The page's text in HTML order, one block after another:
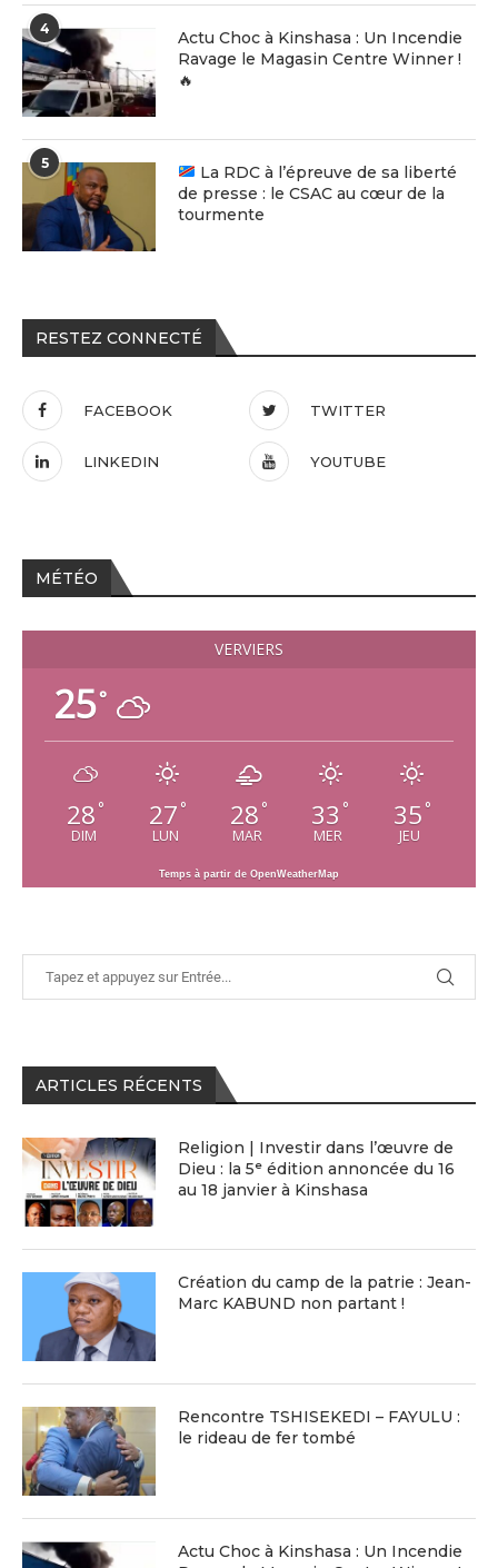
RESTEZ CONNECTÉ
FACEBOOK TWITTER
LINKEDIN YOUTUBE
MÉTÉO
VERVIERS
25°
28 °
DIM
27 °
LUN
28 °
MAR
33 °
MER
35 °
JEU
Temps à partir de OpenWeatherMap
ARTICLES RÉCENTS
Religion | Investir dans l’œuvre de
Dieu : la 5ᵉ édition annoncée du 16
au 18 janvier à Kinshasa
Création du camp de la patrie : Jean-
Marc KABUND non partant !
Rencontre TSHISEKEDI – FAYULU :
le rideau de fer tombé
Actu Choc à Kinshasa : Un Incendie
4
Actu Choc à Kinshasa : Un Incendie
Ravage le Magasin Centre Winner !
🔥
5
La RDC à l’épreuve de sa liberté
de presse : le CSAC au cœur de la
tourmente